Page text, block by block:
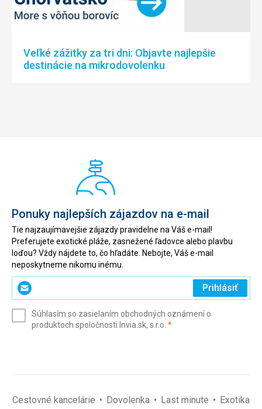
Veľké zážitky za tri dni: Objavte najlepšie
destinácie na mikrodovolenku
Ponuky najlepších zájazdov na e-mail
Tie najzaujímavejšie zájazdy pravidelne na Váš e-mail!
Preferujete exotické pláže, zasnežené ľadovce alebo plavbu
loďou? Vždy nájdete to, čo hľadáte. Nebojte, Váš e-mail
neposkytneme nikomu inému.
Zadajte
svoj
(povinné)
Prihlásiť
Súhlasím so zasielaním obchodných oznámení o
produktoch spoločnosti Invia.sk, s.r.o. *(povinné)
Cestovné kancelárie Dovolenka Last minute
Exotika